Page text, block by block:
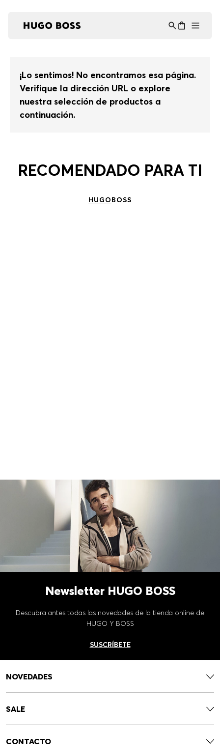
¡Lo sentimos! No encontramos esa página.
Verifique la dirección URL o explore
nuestra selección de productos a
continuación.
RECOMENDADO PARA TI
HUGOBOSS
Newsletter HUGO BOSS
Descubra antes todas las novedades de la tienda online de
HUGO Y BOSS
SUSCRÍBETE
NOVEDADES
SALE
CONTACTO
Asistente Virtual
en línea ⋮